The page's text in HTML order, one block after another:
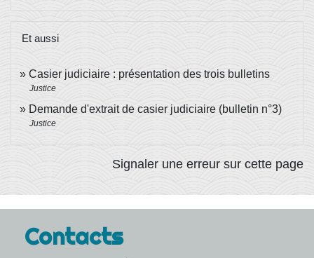
Et aussi
Casier judiciaire : présentation des trois bulletins
Justice
Demande d'extrait de casier judiciaire (bulletin n°3)
Justice
Signaler une erreur sur cette page
Contacts